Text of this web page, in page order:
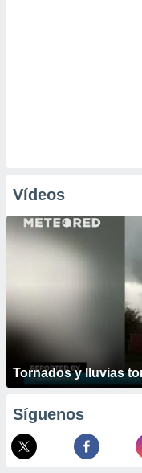
Vídeos
Tornados y lluvias
Síguenos